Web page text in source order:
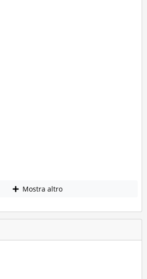
Mostra altro